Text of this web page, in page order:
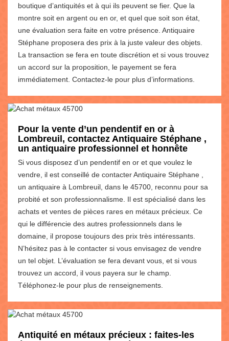
boutique d’antiquités et à qui ils peuvent se fier. Que la
montre soit en argent ou en or, et quel que soit son état,
une évaluation sera faite en votre présence. Antiquaire
Stéphane proposera des prix à la juste valeur des objets.
La transaction se fera en toute discrétion et si vous trouvez
un accord sur la proposition, le payement se fera
immédiatement. Contactez-le pour plus d’informations.
Pour la vente d’un pendentif en or à
Lombreuil, contactez Antiquaire Stéphane ,
un antiquaire professionnel et honnête
Si vous disposez d’un pendentif en or et que voulez le
vendre, il est conseillé de contacter Antiquaire Stéphane ,
un antiquaire à Lombreuil, dans le 45700, reconnu pour sa
probité et son professionnalisme. Il est spécialisé dans les
achats et ventes de pièces rares en métaux précieux. Ce
qui le différencie des autres professionnels dans le
domaine, il propose toujours des prix très intéressants.
N’hésitez pas à le contacter si vous envisagez de vendre
un tel objet. L’évaluation se fera devant vous, et si vous
trouvez un accord, il vous payera sur le champ.
Téléphonez-le pour plus de renseignements.
Antiquité en métaux précieux : faites-les